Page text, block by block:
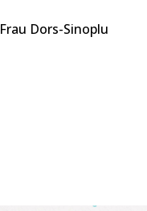
Frau Dors-Sinoplu